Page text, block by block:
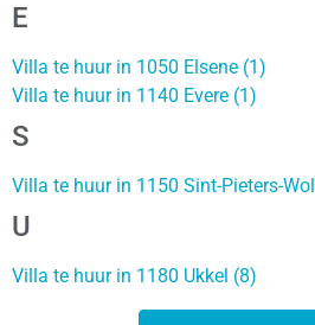
E
Villa te huur in 1050 Elsene (1)
Villa te huur in 1140 Evere (1)
S
Villa te huur in 1150 Sint-Pieters-
U
Villa te huur in 1180 Ukkel (8)